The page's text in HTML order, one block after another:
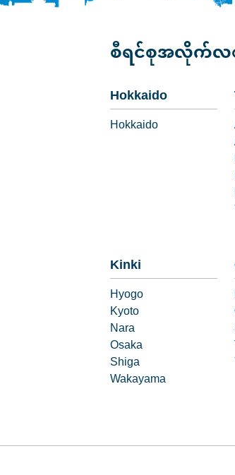
စီရင်စုအလိုက်လစ
Hokkaido
Hokkaido
Kinki
Hyogo
Kyoto
Nara
Osaka
Shiga
Wakayama